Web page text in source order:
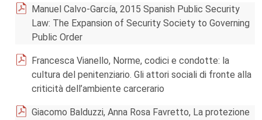
Manuel Calvo-García, 2015 Spanish Public Security
Law: The Expansion of Security Society to Governing
Public Order
Francesca Vianello, Norme, codici e condotte: la
cultura del penitenziario. Gli attori sociali di fronte alla
criticità dell’ambiente carcerario
Giacomo Balduzzi, Anna Rosa Favretto, La protezione